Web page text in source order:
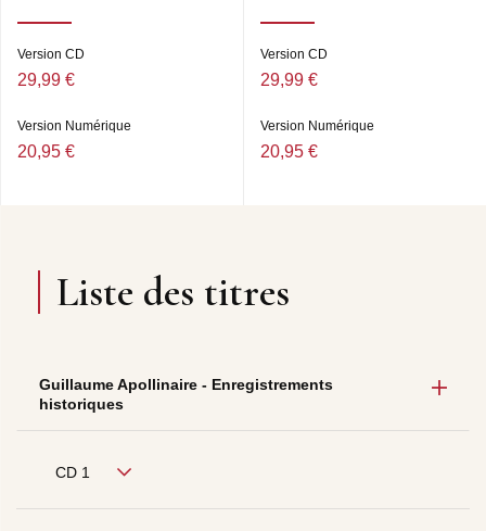
Version CD
29,99 €
Version Numérique
20,95 €
Version CD
29,99 €
Version Numérique
20,95 €
Liste des titres
Guillaume Apollinaire - Enregistrements
historiques
CD 1